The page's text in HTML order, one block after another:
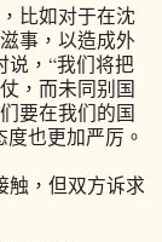
比如对于在沈
事，以造成外
说，“我们将把
，而未同别国
要在我们的国
也更加严厉。
，但双方诉求